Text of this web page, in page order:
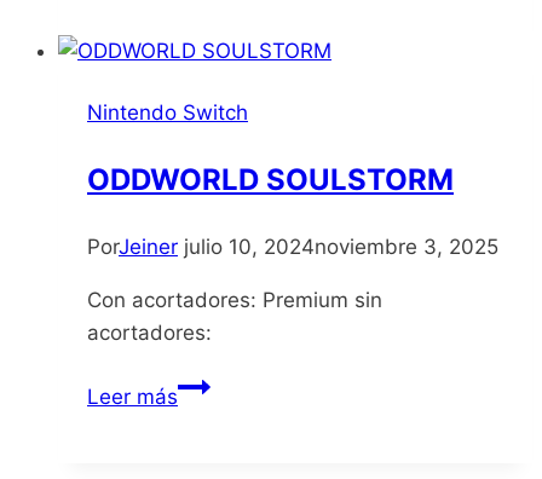
Tracker
Nintendo Switch
ODDWORLD SOULSTORM
PorJeiner julio 10, 2024noviembre 3, 2025
Con acortadores: Premium sin
acortadores:
Leer másODDWORLD